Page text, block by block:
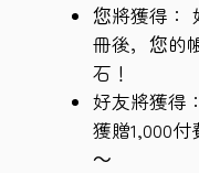
您將獲得：
冊後，您的
石！
好友將獲得
獲贈1,000
～